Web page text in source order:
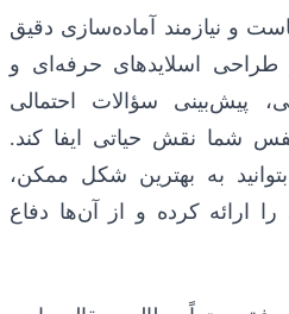
و نیازمند آماده‌سازی دقیق
اسلایدهای حرفه‌ای و
پیش‌بینی سؤالات احتمالی
شما نقش حیاتی ایفا کند.
به بهترین شکل ممکن،
ارائه کرده و از آن‌ها دفاع